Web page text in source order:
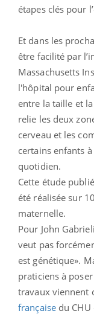
étapes clés pour
Et dans les
être facilité par
Massachusetts
l'hôpital pour
entre la taille et
relie les deux
cerveau et les
certains enfants
quotidien.
Cette étude
été réalisée sur
maternelle.
Pour John
veut pas
est génétique».
praticiens à
travaux viennent
françaisedu CHU